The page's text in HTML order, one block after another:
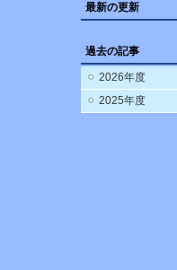
最新の更新
過去の記事
2026年度
2025年度